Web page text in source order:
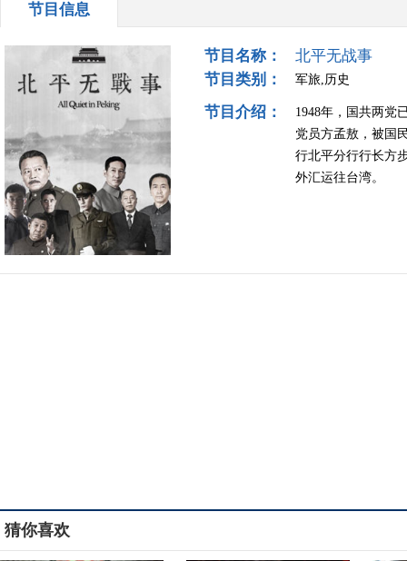
节目信息
节目名称：
北平无战事
节目类别：
军旅,历史
节目介绍：
1948年，国共两党
党员方孟敖，被国
行北平分行行长方
外汇运往台湾。
猜你喜欢